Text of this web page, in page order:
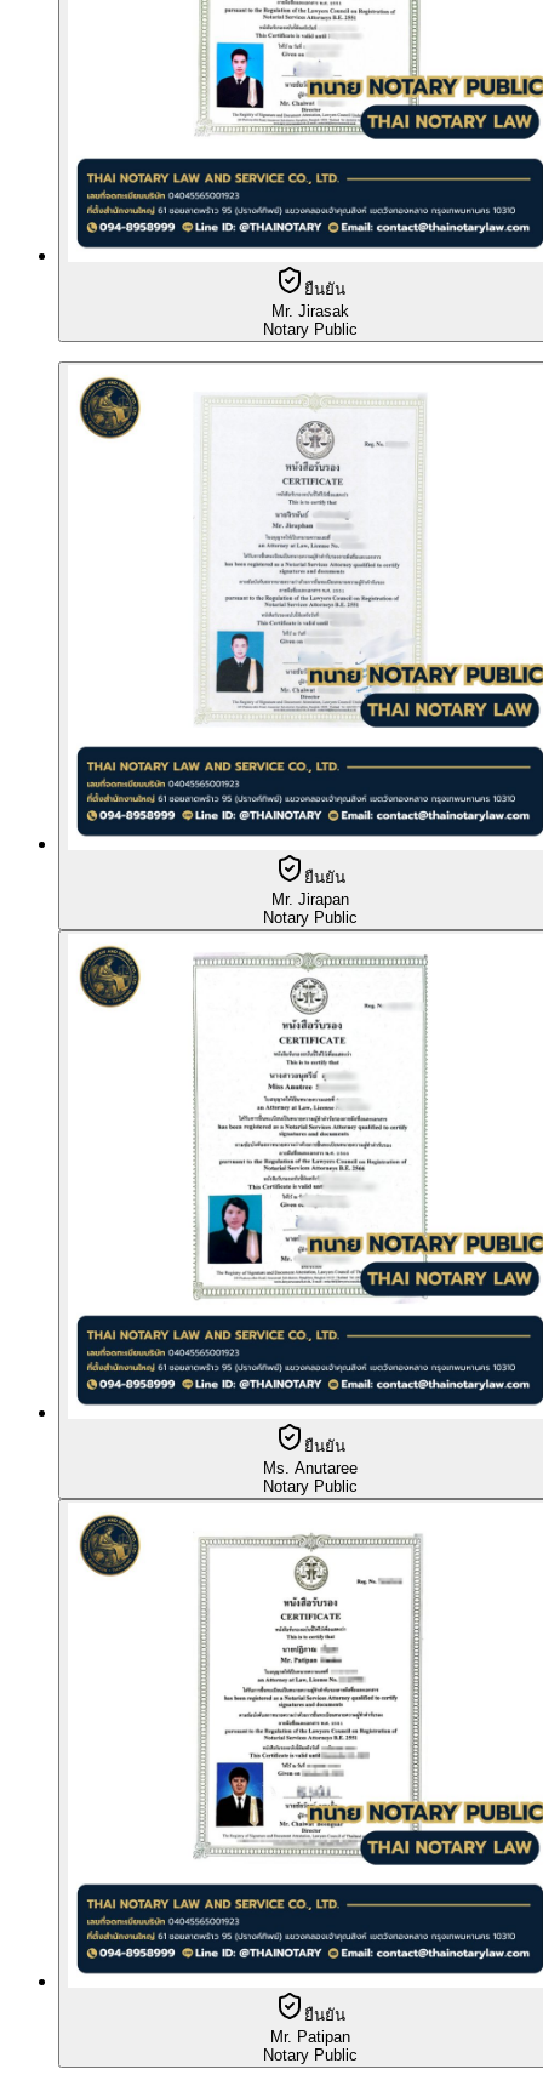
ยืนยัน
Mr. Jirasak
Notary Public
ยืนยัน
Mr. Jirapan
Notary Public
ยืนยัน
Ms. Anutaree
Notary Public
ยืนยัน
Mr. Patipan
Notary Public